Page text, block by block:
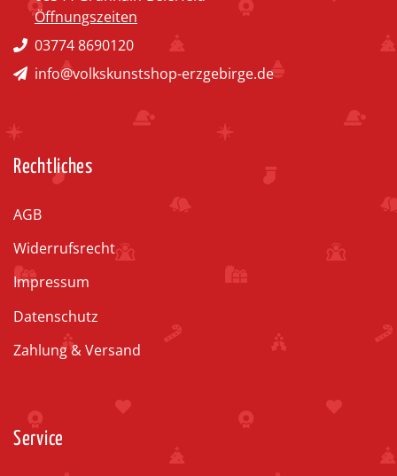
Öffnungszeiten
03774 8690120
info@volkskunstshop-erzgebirge.de
Rechtliches
AGB
Widerrufsrecht
Impressum
Datenschutz
Zahlung & Versand
Service